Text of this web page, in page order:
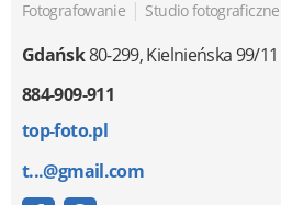
Fotografowanie | Studio fotograficzne
Gdańsk80-299,Kielnieńska 99/11
884-909-911
top-foto.pl
t...@gmail.com